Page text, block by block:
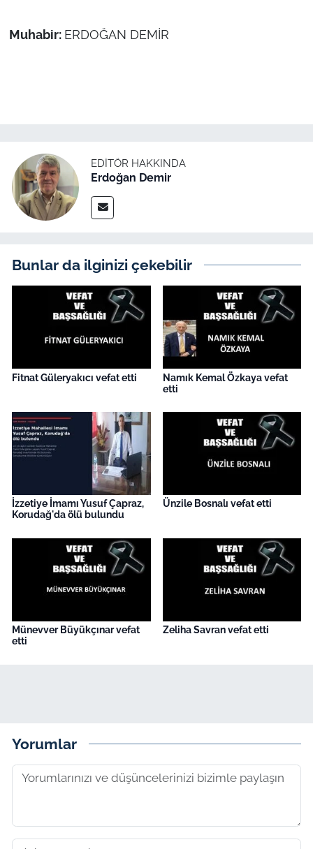
Muhabir: ERDOĞAN DEMİR
EDITÖR HAKKINDA
Erdoğan Demir
Bunlar da ilginizi çekebilir
Fitnat Güleryakıcı vefat etti
Namık Kemal Özkaya vefat
etti
İzzetiye İmamı Yusuf Çapraz,
Korudağ'da ölü bulundu
Ünzile Bosnalı vefat etti
Münevver Büyükçınar vefat
etti
Zeliha Savran vefat etti
Yorumlar
Dış Haberler
English News
Canlı Maç
Genel-A
Gündem-Eğitim